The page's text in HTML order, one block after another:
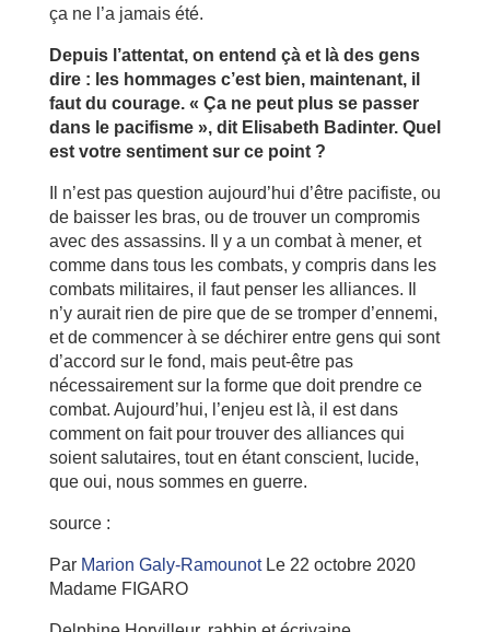
ça ne l’a jamais été.
Depuis l’attentat, on entend çà et là des gens
dire : les hommages c’est bien, maintenant, il
faut du courage. « Ça ne peut plus se passer
dans le pacifisme », dit Elisabeth Badinter. Quel
est votre sentiment sur ce point ?
Il n’est pas question aujourd’hui d’être pacifiste, ou
de baisser les bras, ou de trouver un compromis
avec des assassins. Il y a un combat à mener, et
comme dans tous les combats, y compris dans les
combats militaires, il faut penser les alliances. Il
n’y aurait rien de pire que de se tromper d’ennemi,
et de commencer à se déchirer entre gens qui sont
d’accord sur le fond, mais peut-être pas
nécessairement sur la forme que doit prendre ce
combat. Aujourd’hui, l’enjeu est là, il est dans
comment on fait pour trouver des alliances qui
soient salutaires, tout en étant conscient, lucide,
que oui, nous sommes en guerre.
source :
Par Marion Galy-RamounotLe 22 octobre 2020
Madame FIGARO